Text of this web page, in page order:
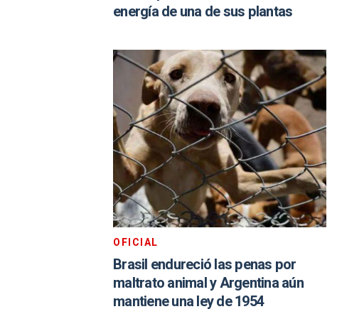
energía de una de sus plantas
OFICIAL
Brasil endureció las penas por
maltrato animal y Argentina aún
mantiene una ley de 1954